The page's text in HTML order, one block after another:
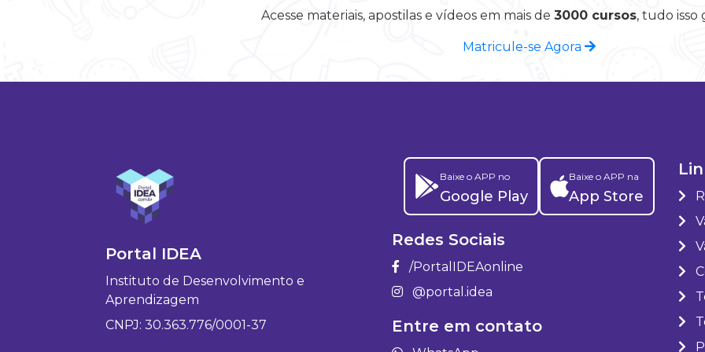
Acesse materiais, apostilas e vídeos em mais de 3000 cursos, tudo
Matricule-se Agora
Portal IDEA
Instituto de Desenvolvimento e
Aprendizagem
CNPJ: 30.363.776/0001-37
Baixe o APP no
Google Play
Baixe o APP na
App Store
Redes Sociais
/PortalIDEAonline
@portal.idea
Entre em contato